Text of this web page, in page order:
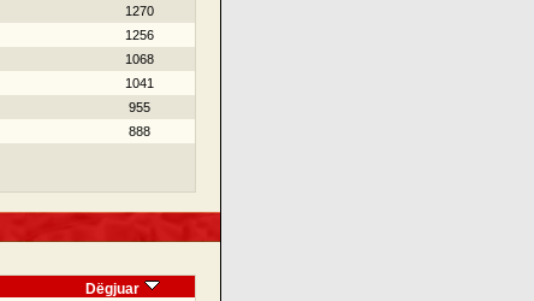
1270
1256
1068
1041
955
888
Dëgjuar